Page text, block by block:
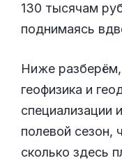
130 тысячам
поднимаясь
Ниже разберём,
геофизика и
специализации
полевой сезон,
сколько здесь